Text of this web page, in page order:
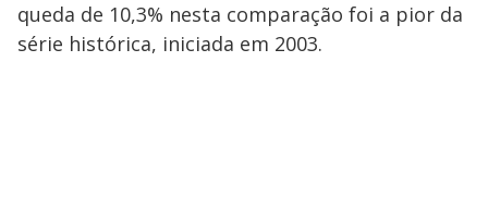
queda de 10,3% nesta comparação foi a pior da
série histórica, iniciada em 2003.